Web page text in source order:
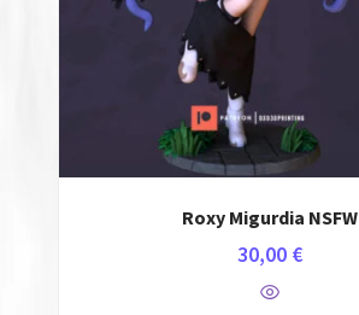
Roxy Migurdia NSFW
30,00 €